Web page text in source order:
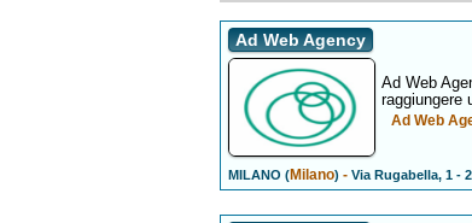
Ad Web Agency
Ad Web
raggiungere
Ad Web
MILANO (Milano) -Via Rugabella, 1 -